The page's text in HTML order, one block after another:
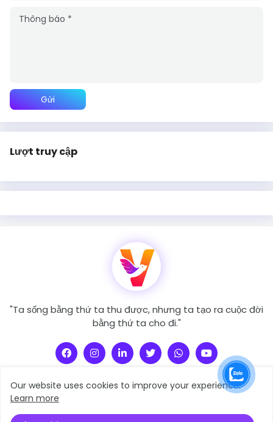
Lượt truy cập
"Ta sống bằng thứ ta thu được, nhưng ta tạo ra cuộc đời
bằng thứ ta cho đi."
Copyright © 2021 -
Our website uses cookies to improve your experience.
Learn more